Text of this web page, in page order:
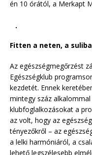
én 10 órától, a Merkapt
Fitten a neten, a
Az egészségmegőrzést
Egészségklub
kezdetét. Ennek
mintegy száz
klubfoglalkozásokat a
az volt, hogy az
tényezőkről – az
a lelki harmóniáról, a
lehető legszélesebb